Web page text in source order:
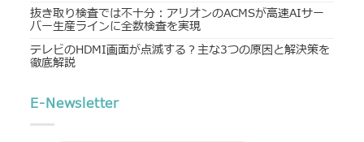
抜き取り検査では不十分：アリオンのACMSが高速AIサー
バー生産ラインに全数検査を実現
テレビのHDMI画面が点滅する？主な3つの原因と解決策を
徹底解説
E-Newsletter